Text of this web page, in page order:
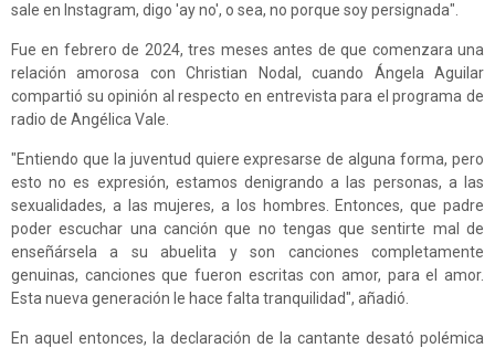
sale en Instagram, digo 'ay no', o sea, no porque soy persignada".
Fue en febrero de 2024, tres meses antes de que comenzara una
relación amorosa con Christian Nodal, cuando Ángela Aguilar
compartió su opinión al respecto en entrevista para el programa de
radio de Angélica Vale.
"Entiendo que la juventud quiere expresarse de alguna forma, pero
esto no es expresión, estamos denigrando a las personas, a las
sexualidades, a las mujeres, a los hombres. Entonces, que padre
poder escuchar una canción que no tengas que sentirte mal de
enseñársela a su abuelita y son canciones completamente
genuinas, canciones que fueron escritas con amor, para el amor.
Esta nueva generación le hace falta tranquilidad", añadió.
En aquel entonces, la declaración de la cantante desató polémica